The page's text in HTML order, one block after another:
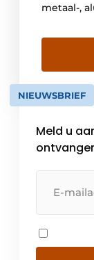
metaal-,
beschikt
hechte
jaar
NIEUWSBRIEF
Meld u